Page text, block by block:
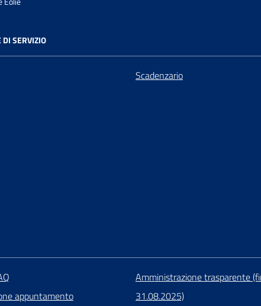
DI SERVIZIO
Scadenzario
appuntamento
Amministrazione trasparente
31.08.2025)